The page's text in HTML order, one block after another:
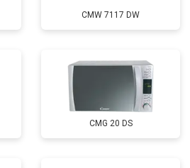
CMW 7117 DW
CMG 20 DS